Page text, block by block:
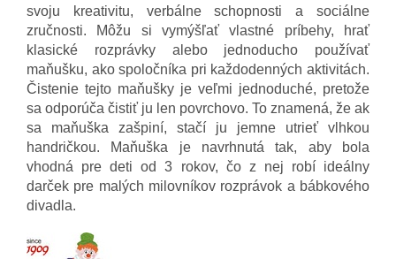
svoju kreativitu, verbálne schopnosti a sociálne
zručnosti. Môžu si vymýšľať vlastné príbehy, hrať
klasické rozprávky alebo jednoducho používať
maňušku, ako spoločníka pri každodenných aktivitách.
Čistenie tejto maňušky je veľmi jednoduché, pretože
sa odporúča čistiť ju len povrchovo. To znamená, že ak
sa maňuška zašpiní, stačí ju jemne utrieť vlhkou
handričkou. Maňuška je navrhnutá tak, aby bola
vhodná pre deti od 3 rokov, čo z nej robí ideálny
darček pre malých milovníkov rozprávok a bábkového
divadla.